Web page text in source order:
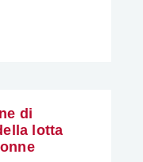
di
lotta